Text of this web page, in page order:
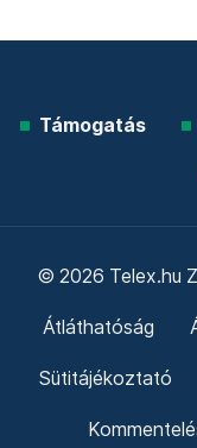
Támogatás
© 2026 Telex.hu
Átláthatóság
Sütitájékoztató